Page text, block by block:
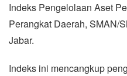
Indeks Pengelolaan Aset
Perangkat Daerah, SMAN/
Jabar.
Indeks ini mencangkup